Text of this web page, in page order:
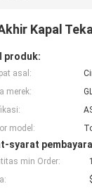
Kapal
produk:
asal:
merek:
model:
syarat
min Order:
1